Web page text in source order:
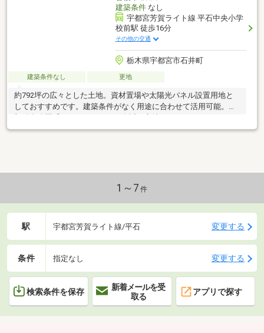
建築条件なし
宇都宮芳賀ライト線 平石中央小学
校前駅 徒歩16分
その他の交通
栃木県宇都宮市石井町
建築条件なし 更地
約792坪の広々とした土地。資材置場や太陽光パネル設置用地と
しておすすめです。建築条件がなく用途に合わせて活用可能。東
1～7 件
駅 宇都宮芳賀ライト線/平石 変更する
条件 指定なし 変更する
検索条件を保存
新着メールを受
取る
アプリで探す